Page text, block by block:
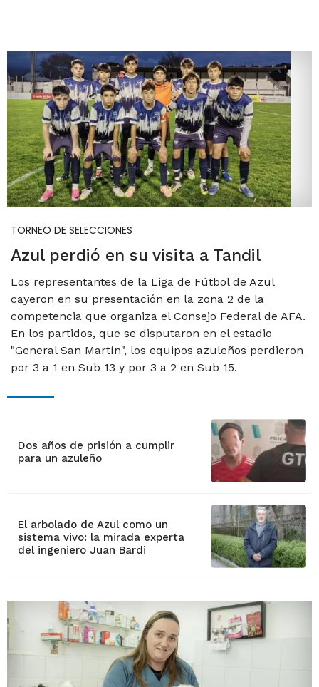
TORNEO DE SELECCIONES
Azul perdió en su visita a Tandil
Los representantes de la Liga de Fútbol de Azul
cayeron en su presentación en la zona 2 de la
competencia que organiza el Consejo Federal de AFA.
En los partidos, que se disputaron en el estadio
"General San Martín", los equipos azuleños perdieron
por 3 a 1 en Sub 13 y por 3 a 2 en Sub 15.
Dos años de prisión a cumplir
para un azuleño
El arbolado de Azul como un
sistema vivo: la mirada experta
del ingeniero Juan Bardi